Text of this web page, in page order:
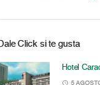
Dale Click si te gusta
Hotel
5